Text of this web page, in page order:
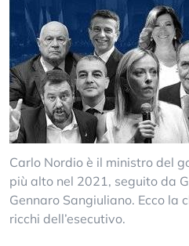
Carlo Nordio è il ministro del
più alto nel 2021, seguito da
Gennaro Sangiuliano. Ecco la
ricchi dell’esecutivo.